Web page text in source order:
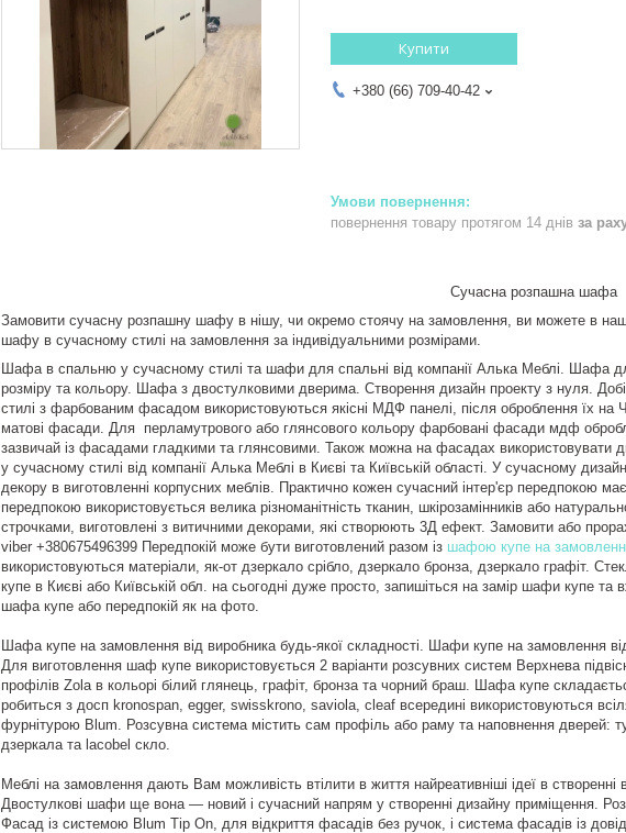
Купити
+380 (66) 709-40-42
повернення товару протягом 14 днів за
Сучасна розпашна шафа
Замовити сучасну розпашну шафу в нішу, чи окремо стоячу на замовлення, ви можете в
шафу в сучасному стилі на замовлення за індивідуальними розмірами.
Шафа в спальню у сучасному стилі та шафи для спальні від компанії Алька Меблі. Шафа
розміру та кольору. Шафа з двостулковими дверима. Створення дизайн проекту з нуля.
стилі з фарбованим фасадом використовуються якісні МДФ панелі, після оброблення їх
матові фасади. Для перламутрового або глянсового кольору фарбовані фасади мдф
зазвичай із фасадами гладкими та глянсовими. Також можна на фасадах використовувати
у сучасному стилі від компанії Алька Меблі в Києві та Київській області. У сучасному
декору в виготовленні корпусних меблів. Практично кожен сучасний інтер'єр передпокою
передпокою використовується велика різноманітність тканин, шкірозамінників або
строчками, виготовлені з витичними декорами, які створюють 3Д ефект. Замовити або
viber +380675496399 Передпокій може бути виготовлений разом із шафою купе на
використовуються матеріали, як-от дзеркало срібло, дзеркало бронза, дзеркало графіт.
купе в Києві або Київській обл. на сьогодні дуже просто, запишіться на замір шафи купе
шафа купе або передпокій як на фото.
Шафа купе на замовлення від виробника будь-якої складності. Шафи купе на замовлення
Для виготовлення шаф купе використовується 2 варіанти розсувних систем Верхнева
профілів Zola в кольорі білий глянець, графіт, бронза та чорний браш. Шафа купе
робиться з досп kronospan, egger, swisskrono, saviola, cleaf всередині використовуються
фурнітурою Blum. Розсувна система містить сам профіль або раму та наповнення дверей:
дзеркала та lacobel скло.
Меблі на замовлення дають Вам можливість втілити в життя найреативніші ідеї в створенні
Двостулкові шафи ще вона — новий і сучасний напрям у створенні дизайну приміщення.
Фасад із системою Blum Tip On, для відкриття фасадів без ручок, і система фасадів із